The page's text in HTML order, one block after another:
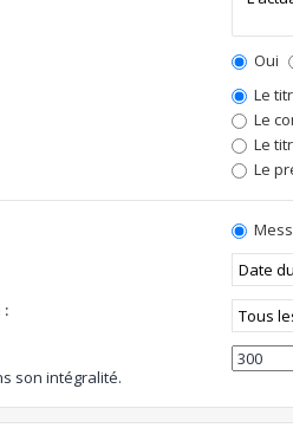
Oui
Le
Le
Le
Le
:
son intégralité.